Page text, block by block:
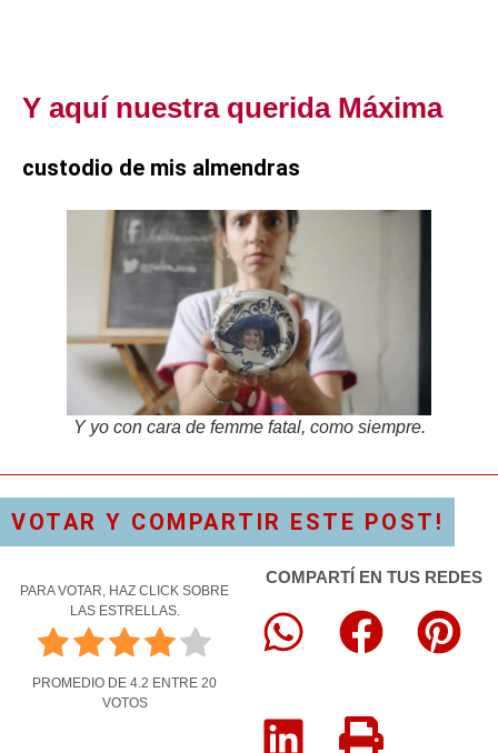
Y aquí nuestra querida Máxima
custodio de mis almendras
Y yo con cara de femme fatal, como siempre.
VOTAR Y COMPARTIR ESTE POST!
PARA VOTAR, HAZ CLICK SOBRE
LAS ESTRELLAS.
PROMEDIO DE 4.2 ENTRE 20
VOTOS
COMPARTÍ EN TUS REDES